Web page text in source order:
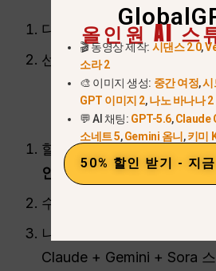
다음으로 이동
선택
기본 / 프로 / 무제한
할인은 자동으로 적용됩
인
수신
나노 바나나 수준의 이미
Claude + Gemini + Sora
올인원 AI 스
🎬 동영상 제작: 시댄스 2.0,
소라 2
🎨 이미지 생성: 중간 여정,시
GPT 이미지 2,나노 바나나 2
💬 AI 채팅: GPT-5.6,Claude
소네트 5,Gemini 옴니,키미
50% 할인 받기 - 지